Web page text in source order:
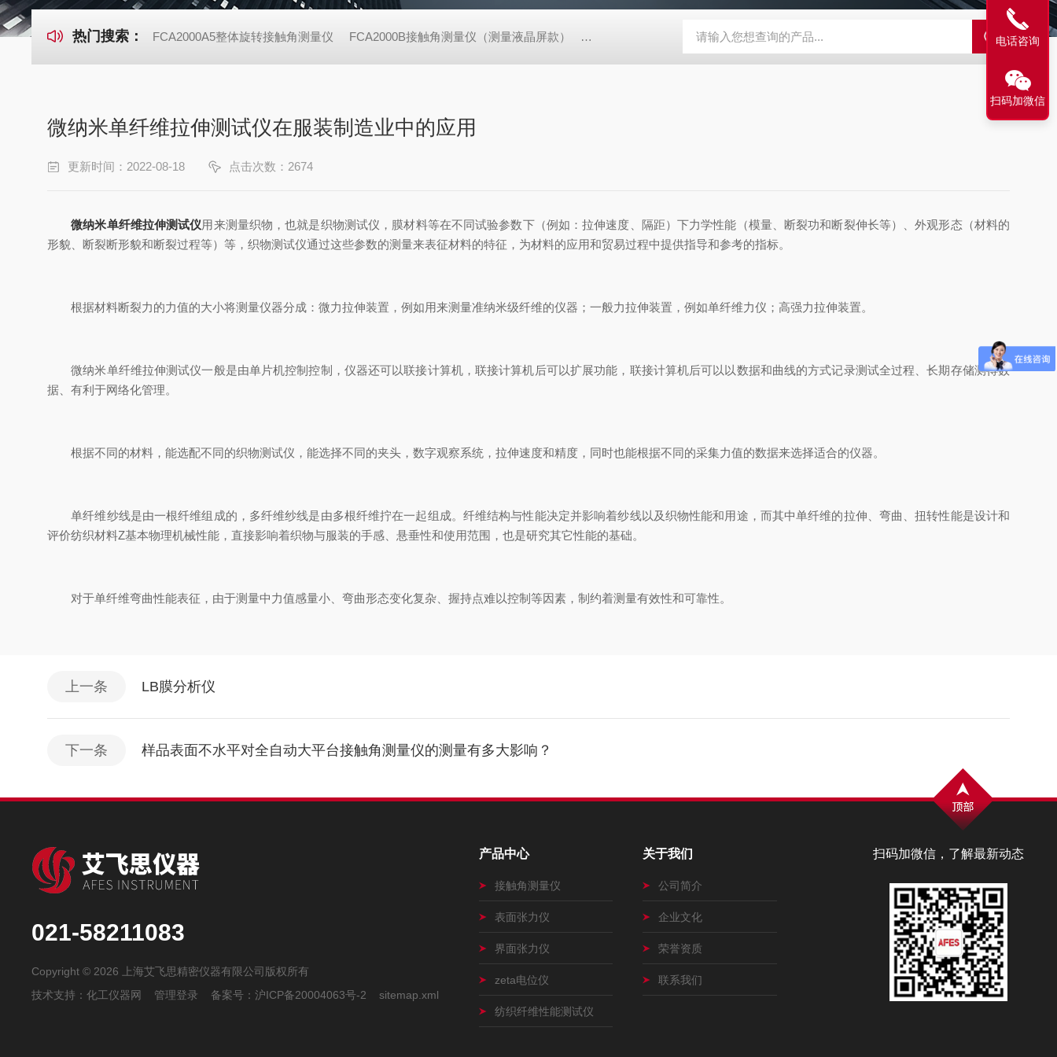
热门搜索： FCA2000A5整体旋转接触角测量仪 FCA2000B接触角测量仪（测量液晶屏款） 动态表面张力仪 TX500C PRO视频旋转滴界面张力仪 FST200A全自动表面张力仪
微纳米单纤维拉伸测试仪在服装制造业中的应用
更新时间：2022-08-18 点击次数：2674
微纳米单纤维拉伸测试仪用来测量织物，也就是织物测试仪，膜材料等在不同试验参数下（例如：拉伸速度、隔距）下力学性能（模量、断裂功和断裂伸长等）、外观形态（材料的
形貌、断裂断形貌和断裂过程等）等，织物测试仪通过这些参数的测量来表征材料的特征，为材料的应用和贸易过程中提供指导和参考的指标。
根据材料断裂力的力值的大小将测量仪器分成：微力拉伸装置，例如用来测量准纳米级纤维的仪器；一般力拉伸装置，例如单纤维力仪；高强力拉伸装置。
微纳米单纤维拉伸测试仪一般是由单片机控制控制，仪器还可以联接计算机，联接计算机后可以扩展功能，联接计算机后可以以数据和曲线的方式记录测试全过程、长期存储测得数
据、有利于网络化管理。
根据不同的材料，能选配不同的织物测试仪，能选择不同的夹头，数字观察系统，拉伸速度和精度，同时也能根据不同的采集力值的数据来选择适合的仪器。
单纤维纱线是由一根纤维组成的，多纤维纱线是由多根纤维拧在一起组成。纤维结构与性能决定并影响着纱线以及织物性能和用途，而其中单纤维的拉伸、弯曲、扭转性能是设计和
评价纺织材料Z基本物理机械性能，直接影响着织物与服装的手感、悬垂性和使用范围，也是研究其它性能的基础。
对于单纤维弯曲性能表征，由于测量中力值感量小、弯曲形态变化复杂、握持点难以控制等因素，制约着测量有效性和可靠性。
上一条 LB膜分析仪
下一条 样品表面不水平对全自动大平台接触角测量仪的测量有多大影响？
扫码加微信，了解最新动态
021-58211083
Copyright © 2026 上海艾飞思精密仪器有限公司版权所有
技术支持：化工仪器网 管理登录 备案号：沪ICP备20004063号-2 sitemap.xml
产品中心
接触角测量仪
表面张力仪
界面张力仪
zeta电位仪
纺织纤维性能测试仪
关于我们
公司简介
企业文化
荣誉资质
联系我们
电话咨询
扫码加微信